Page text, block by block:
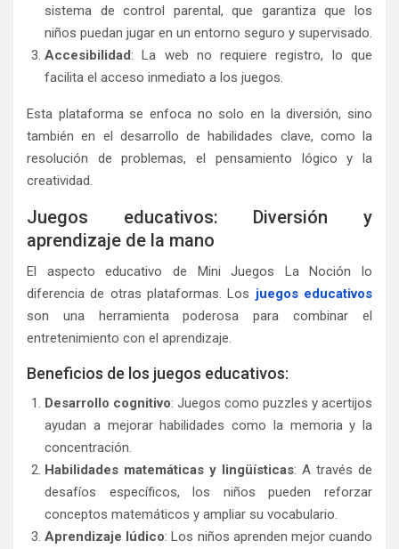
sistema de control parental, que garantiza que los
niños puedan jugar en un entorno seguro y supervisado.
Accesibilidad: La web no requiere registro, lo que
facilita el acceso inmediato a los juegos.
Esta plataforma se enfoca no solo en la diversión, sino
también en el desarrollo de habilidades clave, como la
resolución de problemas, el pensamiento lógico y la
creatividad.
Juegos educativos: Diversión y
aprendizaje de la mano
El aspecto educativo de Mini Juegos La Noción lo
diferencia de otras plataformas. Los juegos educativos
son una herramienta poderosa para combinar el
entretenimiento con el aprendizaje.
Beneficios de los juegos educativos:
Desarrollo cognitivo: Juegos como puzzles y acertijos
ayudan a mejorar habilidades como la memoria y la
concentración.
Habilidades matemáticas y lingüísticas: A través de
desafíos específicos, los niños pueden reforzar
conceptos matemáticos y ampliar su vocabulario.
Aprendizaje lúdico: Los niños aprenden mejor cuando